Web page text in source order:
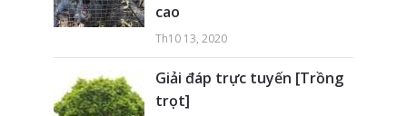
cao
Th10 13, 2020
Giải đáp trực tuyến [Trồng
trọt]